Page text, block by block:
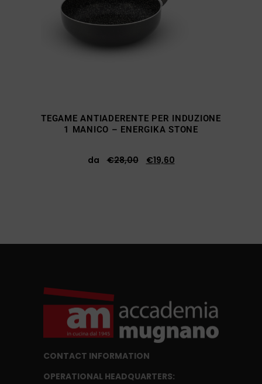
TEGAME ANTIADERENTE PER INDUZIONE
1 MANICO – ENERGIKA STONE
da€28,00 €19,60
CONTACT INFORMATION
OPERATIONAL HEADQUARTERS: